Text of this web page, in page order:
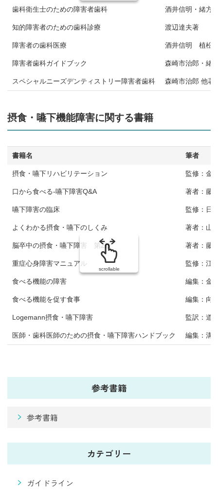
歯科衛生士のための障害者歯科 酒井信明・緒方
知的障害者のための歯科診療 渡辺達夫著
障害者の歯科医療 酒井信明 植松
障害者歯科ガイドブック 森崎市治郎・緒
スペシャルニーズデンティストリー障害者歯科 森崎市治郎 他著
摂食・嚥下機能障害に関する書籍
書籍名 筆者
摂食・嚥下リハビリテーション 監修：金
口から食べる-嚥下障害Q&A 著者：藤
嚥下障害の臨床 監修：日
よくわかる摂食・嚥下のしくみ 著者：山
脳卒中の摂食・嚥下障害 第2版 著者：藤
重症心身障害マニュアル 監修：江
食べる機能の障害 編集：金
食べる機能を促す食事 編集：向
Logemann摂食・嚥下障害 監訳：道
医師・歯科医師のための摂食・嚥下障害ハンドブック 編集：溝
scrollable
参考書籍
参考書籍
カテゴリー
ガイドライン